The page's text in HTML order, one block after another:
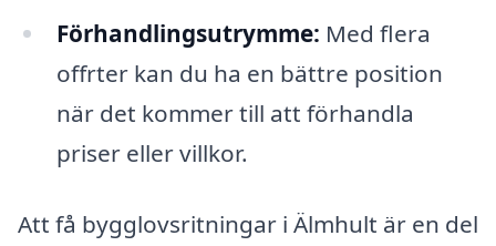
Förhandlingsutrymme: Med flera
offrter kan du ha en bättre position
när det kommer till att förhandla
priser eller villkor.
Att få bygglovsritningar i Älmhult är en del